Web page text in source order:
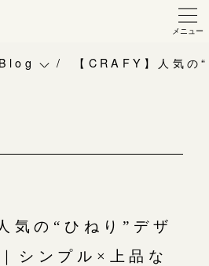
メニュー
品集
タビュー
ドメイド・手作り
【CRAFY】人気の
気の“ひねり”デザ
シンプル×上品な